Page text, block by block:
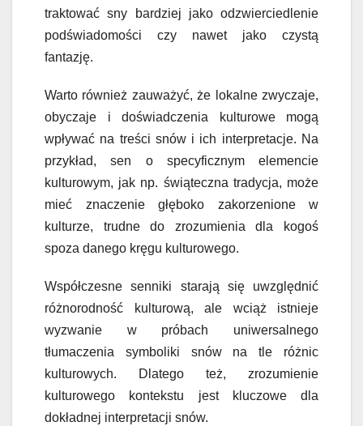
traktować sny bardziej jako odzwierciedlenie
podświadomości czy nawet jako czystą
fantazję.
Warto również zauważyć, że lokalne zwyczaje,
obyczaje i doświadczenia kulturowe mogą
wpływać na treści snów i ich interpretacje. Na
przykład, sen o specyficznym elemencie
kulturowym, jak np. świąteczna tradycja, może
mieć znaczenie głęboko zakorzenione w
kulturze, trudne do zrozumienia dla kogoś
spoza danego kręgu kulturowego.
Współczesne senniki starają się uwzględnić
różnorodność kulturową, ale wciąż istnieje
wyzwanie w próbach uniwersalnego
tłumaczenia symboliki snów na tle różnic
kulturowych. Dlatego też, zrozumienie
kulturowego kontekstu jest kluczowe dla
dokładnej interpretacji snów.